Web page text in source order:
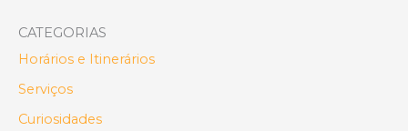
CATEGORIAS
Horários e Itinerários
Serviços
Curiosidades